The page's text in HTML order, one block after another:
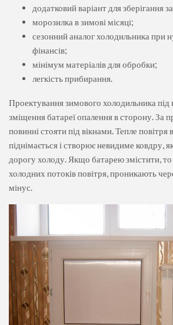
додатковий варіант для зберігання
морозилка в зимові місяці;
сезонний аналог холодильника при
фінансів;
мінімум матеріалів для обробки;
легкість прибирання.
Проектування зимового холодильника під
зміщення батареї опалення в сторону. За
повинні стояти під вікнами. Тепле повітря
піднімається і створює невидиме ковдру,
дорогу холоду. Якщо батарею змістити, то
холодних потоків повітря, проникають
мінус.